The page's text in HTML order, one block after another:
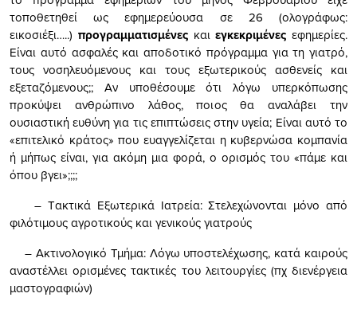
τοποθετηθεί ως εφημερεύουσα σε 26 (ολογράφως:
εικοσιέξι…..) προγραμματισμένεςκαιεγκεκριμένες εφημερίες.
Είναι αυτό ασφαλές και αποδοτικό πρόγραμμα για τη γιατρό,
τους νοσηλευόμενους και τους εξωτερικούς ασθενείς και
εξεταζόμενους;; Αν υποθέσουμε ότι λόγω υπερκόπωσης
προκύψει ανθρώπινο λάθος, ποιος θα αναλάβει την
ουσιαστική ευθύνη για τις επιπτώσεις στην υγεία; Είναι αυτό το
«επιτελικό κράτος» που ευαγγελίζεται η κυβερνώσα κομπανία
ή μήπως είναι, για ακόμη μια φορά, ο ορισμός του «πάμε και
όπου βγει»;;;;
– Tακτικά Εξωτερικά Ιατρεία: Στελεχώνονται μόνο από
φιλότιμους αγροτικούς και γενικούς γιατρούς
– Ακτινολογικό Τμήμα: Λόγω υποστελέχωσης, κατά καιρούς
αναστέλλει ορισμένες τακτικές του λειτουργίες (πχ διενέργεια
μαστογραφιών)